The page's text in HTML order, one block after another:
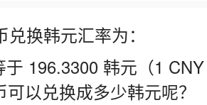
换韩元汇率为：
于 196.3300 韩元（1
可以兑换成多少韩元呢？